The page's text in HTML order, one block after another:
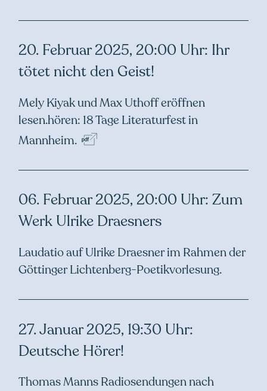
20. Februar 2025, 20:00 Uhr: Ihr
tötet nicht den Geist!
Mely Kiyak und Max Uthoff eröffnen
lesen.hören: 18 Tage Literaturfest in
Mannheim.
06. Februar 2025, 20:00 Uhr: Zum
Werk Ulrike Draesners
Laudatio auf Ulrike Draesner im Rahmen der
Göttinger Lichtenberg-Poetikvorlesung.
27. Januar 2025, 19:30 Uhr:
Deutsche Hörer!
Thomas Manns Radiosendungen nach